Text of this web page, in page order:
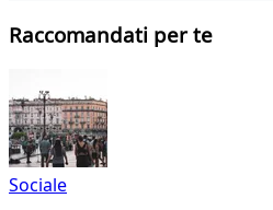
Raccomandati per te
Sociale